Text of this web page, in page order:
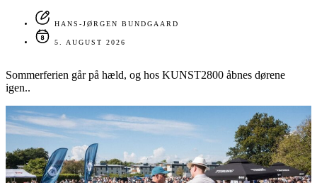
HANS-JØRGEN BUNDGAARD
5. AUGUST 2026
Sommerferien går på hæld, og hos KUNST2800 åbnes dørene
igen..